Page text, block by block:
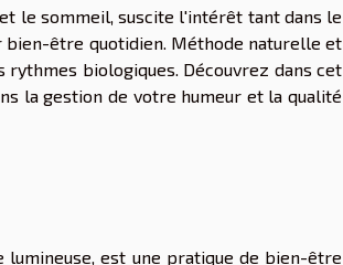
le sommeil, suscite l'intérêt tant dans le
bien-être quotidien. Méthode naturelle et
biologiques. Découvrez dans cet
la gestion de votre humeur et la qualité
est une pratique de bien-être